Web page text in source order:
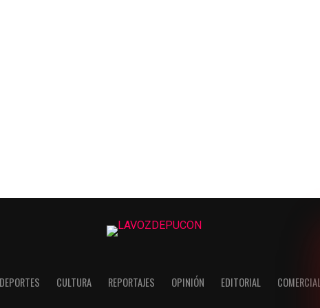
DEPORTES CULTURA REPORTAJES OPINIÓN EDITORIAL COMERCIAL